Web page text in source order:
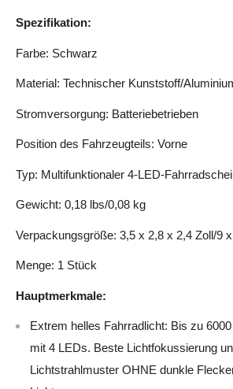
Spezifikation:
Farbe: Schwarz
Material: Technischer Kunststoff/
Stromversorgung: Batteriebetrieben
Position des Fahrzeugteils: Vorne
Typ: Multifunktionaler 4-LED-
Gewicht: 0,18 lbs/0,08 kg
Verpackungsgröße: 3,5 x 2,8 x 2,4 Zoll/9
Menge: 1 Stück
Hauptmerkmale:
Extrem helles Fahrradlicht: Bis zu
mit 4 LEDs. Beste Lichtfokussierung
Lichtstrahlmuster OHNE dunkle